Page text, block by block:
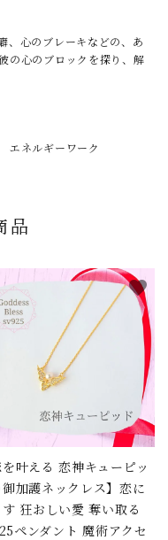
、心のブレーキなどの、あ
の心のブロックを探り、解
ネルギーワーク
品
を叶える 恋神キューピッ
御加護ネックレス】恋に
狂おしい愛 奪い取る
ペンダント 魔術アクセ
favorite